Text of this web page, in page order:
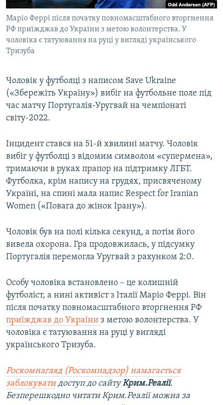
УКРАЇНСЬКА ПРОБЛЕМА КРИМУ
ІНФОГРАФІКА
ДОЛУЧАЙСЯ!
Маріо Феррі після початку повномасштабного вторгнення
РФ приїжджав до України з метою волонтерства. У
чоловіка є татуювання на руці у вигляді українського
Тризуба
Чоловік у футболці з написом Save Ukraine
(«Збережіть Україну») вибіг на футбольне поле під
час матчу Португалія-Уругвай на чемпіонаті
світу-2022.
Інцидент стався на 51-й хвилині матчу. Чоловік
вибіг у футболці з відомим символом «супермена»,
тримаючи в руках прапор на підтримку ЛГБТ.
Футболка, крім напису на грудях, присвяченому
Україні, на спині мала напис Respect for Iranian
Women («Повага до жінок Ірану»).
Чоловік був на полі кілька секунд, а потім його
вивела охорона. Гра продовжилась, у підсумку
Португалія перемогла Уругвай з рахунком 2:0.
Особу чоловіка встановлено – це колишній
футболіст, а нині активіст з Італії Маріо Феррі. Він
після початку повномасштабного вторгнення РФ
приїжджав до України з метою волонтерства. У
чоловіка є татуювання на руці у вигляді
українського Тризуба.
Роскомнагляд (Роскомнадзор) намагається
заблокуватидоступ до сайтуКрим.Реалії.
Безперешкодно читати Крим.Реалії можна за